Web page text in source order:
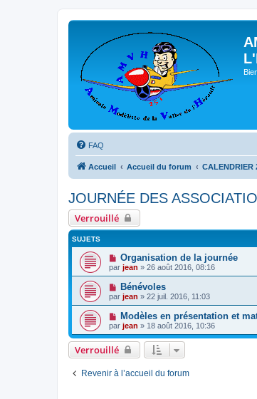
FAQ
Accueil Accueil du forum CALENDRIER
JOURNÉE DES
Verrouillé
SUJETS
Organisation de la journée
par jean » 26 août 2016, 08:16
Bénévoles
par jean » 22 juil. 2016, 11:03
Modèles en présentation et
par jean » 18 août 2016, 10:36
Verrouillé
Revenir à l’accueil du forum